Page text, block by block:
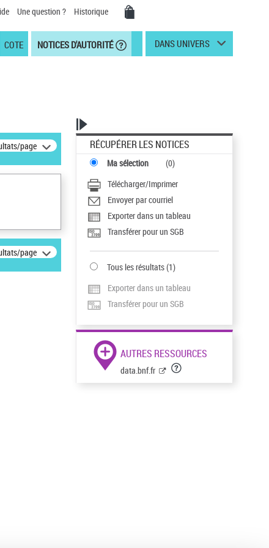
Une question ? Historique
COTE NOTICES D'AUTORITÉ DANS UNIVERS
page
page
RÉCUPÉRER LES NOTICES
Ma sélection (0)
Télécharger/Imprimer
Envoyer par courriel
Exporter dans un tableau
Transférer pour un SGB
Tous les résultats(1)
Exporter dans un tableau
Transférer pour un SGB
AUTRES RESSOURCES
data.bnf.fr